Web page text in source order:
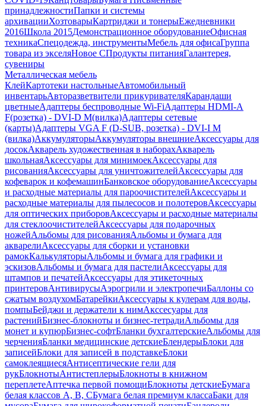
принадлежностиПапки и системы
архивацииХозтоварыКартриджи и тонерыЕжедневники
2016Школа 2015Демонстрационное оборудованиеОфисная
техникаСпецодежда, инструментыМебель для офисаГруппа
товара из экселяНовое СПродукты питанияГалантерея,
сувениры
Металлическая мебель
КлейКартотеки настольныеАвтомобильный
инвентарьАвторазветвители прикуривателяКарандаши
цветныеАдаптеры беспроводные Wi-FiАдаптеры HDMI-A
F(розетка) - DVI-D M(вилка)Адаптеры сетевые
(карты)Адаптеры VGA F (D-SUB, розетка) - DVI-I M
(вилка)АккумуляторыАккумуляторы внешниеАксессуары для
досокАкварель художественная в наборахАкварель
школьнаяАксессуары для минимоекАксессуары для
рисованияАксессуары для уничтожителейАксессуары для
кофеварок и кофемашинБанковское оборудованиеАксессуары
и расходные материалы для пароочистителейАксессуары и
расходные материалы для пылесосов и полотеровАксессуары
для оптических приборовАксессуары и расходные материалы
для стеклоочистителейАксессуары для подарочных
ножейАльбомы для рисованияАльбомы и бумага для
акварелиАксессуары для сборки и установки
рамокКалькуляторыАльбомы и бумага для графики и
эскизовАльбомы и бумага для пастелиАксессуары для
штампов и печатейАксессуары для этикеточных
принтеровАнтивирусыАэрогрили и электропечиБаллоны со
сжатым воздухомБатарейкиАксессуары к кулерам для воды,
помпыБейджи и держатели к нимАкссесуары для
растенийБизнес-блокноты и бизнес-тетрадиАльбомы для
монет и купюрБизнес-софтБланки бухгалтерскиеАльбомы для
черченияБланки медицинские детскиеБлендерыБлоки для
записейБлоки для записей в подставкеБлоки
самоклеящиесяАнтисептические гели для
рукБлокнотыАнтистеплерыБлокноты в книжном
переплетеАптечка первой помощиБлокноты детскиеБумага
белая классов А, В, СБумага белая премиум классаБаки для